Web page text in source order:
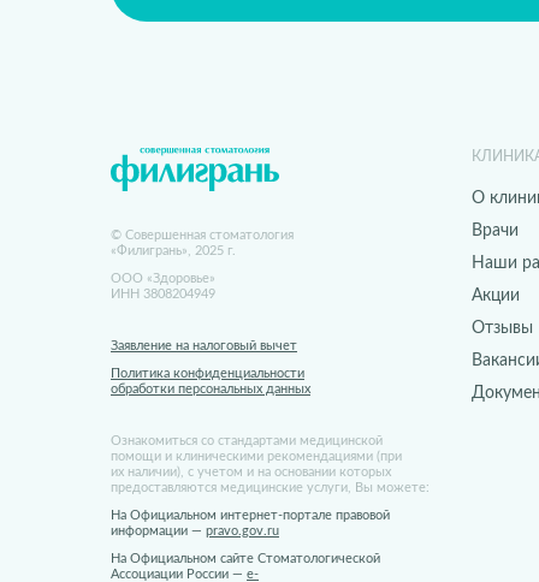
Отзывы
Акции
Наши
Врачи
Политика конфиденциальности
обработки персональных данных
На Официальном интернет-портале правовой
информации — pravo.gov.ru
На Официальном сайте Стоматологической
Ассоциации России — e-
Заявление на налоговый вычет
Ознакомиться со стандартами медицинской
помощи и клиническими рекомендациями (при
их наличии), с учетом и на основании которых
предоставляются медицинские услуги, Вы можете:
ООО «Здоровье»
ИНН 3808204949
© Совершенная стоматология
«Филигрань», 2025 г.
О